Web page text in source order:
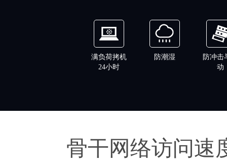
满负荷拷机
24小时
防潮湿
防冲击
动
骨干网络访问速